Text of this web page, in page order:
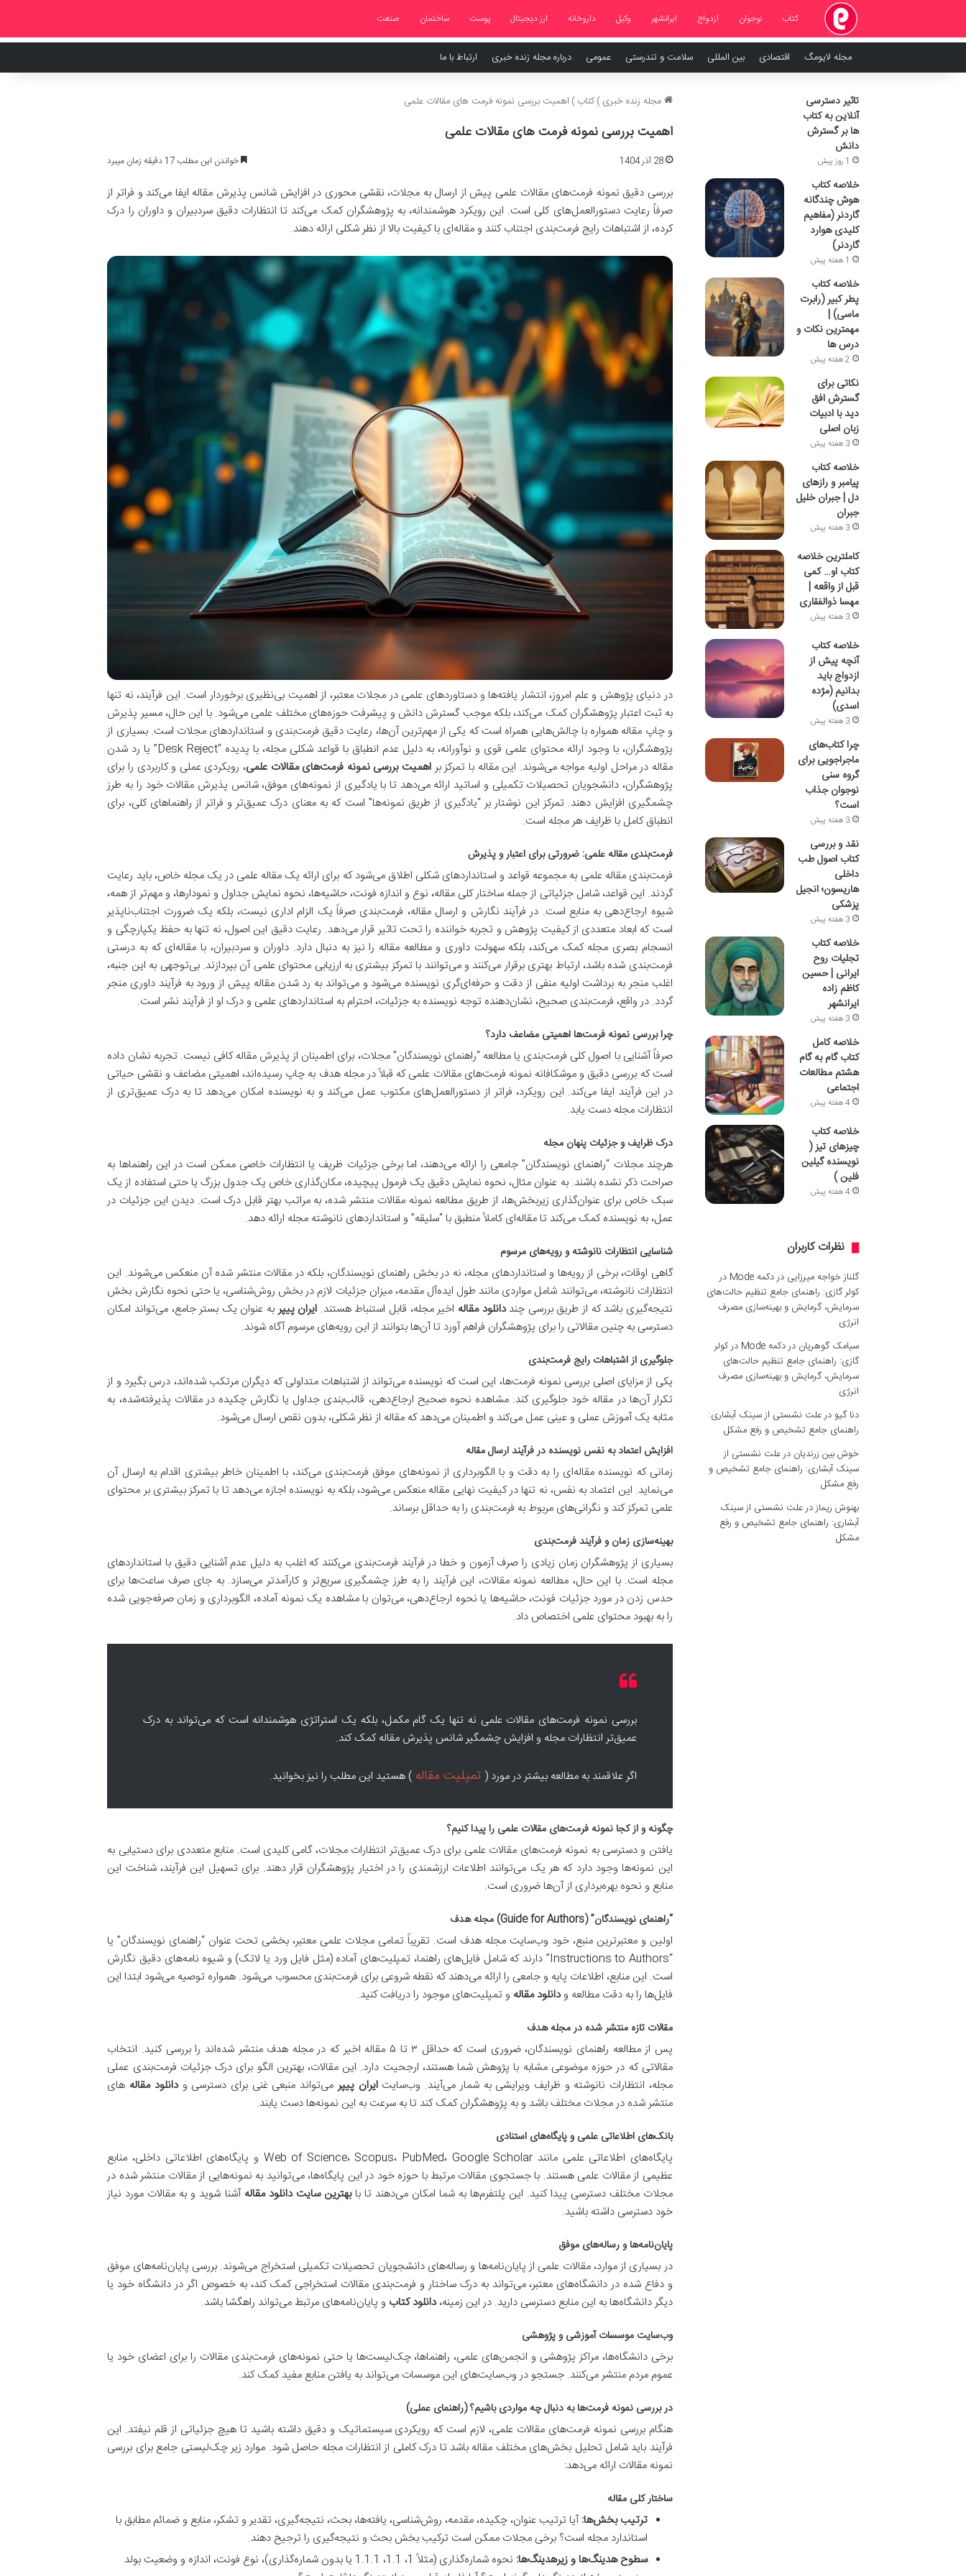
کتاب نوجوان ازدواج ایرانشهر وکیل داروخانه ارز دیجیتال پوست ساختمان صنعت
مجله لایومگ اقتصادی بین المللی سلامت و تندرستی عمومی درباره مجله زنده خبری ارتباط با ما
مجله زنده خبری)کتاب) اهمیت بررسی نمونه فرمت های مقالات علمی
اهمیت بررسی نمونه فرمت های مقالات علمی
28 آذر 1404 خواندن این مطلب 17 دقیقه زمان میبرد
بررسی دقیق نمونه فرمت‌های مقالات علمی پیش از ارسال به مجلات، نقشی محوری در افزایش شانس پذیرش مقاله ایفا می‌کند و فراتر از
صرفاً رعایت دستورالعمل‌های کلی است. این رویکرد هوشمندانه، به پژوهشگران کمک می‌کند تا انتظارات دقیق سردبیران و داوران را درک
کرده، از اشتباهات رایج فرمت‌بندی اجتناب کنند و مقاله‌ای با کیفیت بالا از نظر شکلی ارائه دهند.
در دنیای پژوهش و علم امروز، انتشار یافته‌ها و دستاوردهای علمی در مجلات معتبر، از اهمیت بی‌نظیری برخوردار است. این فرآیند، نه تنها
به ثبت اعتبار پژوهشگران کمک می‌کند، بلکه موجب گسترش دانش و پیشرفت حوزه‌های مختلف علمی می‌شود. با این حال، مسیر پذیرش
و چاپ مقاله همواره با چالش‌هایی همراه است که یکی از مهم‌ترین آن‌ها، رعایت دقیق فرمت‌بندی و استانداردهای مجلات است. بسیاری از
پژوهشگران، با وجود ارائه محتوای علمی قوی و نوآورانه، به دلیل عدم انطباق با قواعد شکلی مجله، با پدیده “Desk Reject” یا رد شدن
مقاله در مراحل اولیه مواجه می‌شوند. این مقاله با تمرکز بر اهمیت بررسی نمونه فرمت‌های مقالات علمی، رویکردی عملی و کاربردی را برای
پژوهشگران، دانشجویان تحصیلات تکمیلی و اساتید ارائه می‌دهد تا با یادگیری از نمونه‌های موفق، شانس پذیرش مقالات خود را به طرز
چشمگیری افزایش دهند. تمرکز این نوشتار بر “یادگیری از طریق نمونه‌ها” است که به معنای درک عمیق‌تر و فراتر از راهنماهای کلی، برای
انطباق کامل با ظرایف هر مجله است.
فرمت‌بندی مقاله علمی: ضرورتی برای اعتبار و پذیرش
فرمت‌بندی مقاله علمی به مجموعه قواعد و استانداردهای شکلی اطلاق می‌شود که برای ارائه یک مقاله علمی در یک مجله خاص، باید رعایت
گردند. این قواعد، شامل جزئیاتی از جمله ساختار کلی مقاله، نوع و اندازه فونت، حاشیه‌ها، نحوه نمایش جداول و نمودارها، و مهم‌تر از همه،
شیوه ارجاع‌دهی به منابع است. در فرآیند نگارش و ارسال مقاله، فرمت‌بندی صرفاً یک الزام اداری نیست، بلکه یک ضرورت اجتناب‌ناپذیر
است که ابعاد متعددی از کیفیت پژوهش و تجربه خواننده را تحت تاثیر قرار می‌دهد. رعایت دقیق این اصول، نه تنها به حفظ یکپارچگی و
انسجام بصری مجله کمک می‌کند، بلکه سهولت داوری و مطالعه مقاله را نیز به دنبال دارد. داوران و سردبیران، با مقاله‌ای که به درستی
فرمت‌بندی شده باشد، ارتباط بهتری برقرار می‌کنند و می‌توانند با تمرکز بیشتری به ارزیابی محتوای علمی آن بپردازند. بی‌توجهی به این جنبه،
اغلب منجر به برداشت اولیه منفی از دقت و حرفه‌ای‌گری نویسنده می‌شود و می‌تواند به رد شدن مقاله پیش از ورود به فرآیند داوری منجر
گردد. در واقع، فرمت‌بندی صحیح، نشان‌دهنده توجه نویسنده به جزئیات، احترام به استانداردهای علمی و درک او از فرآیند نشر است.
چرا بررسی نمونه فرمت‌ها اهمیتی مضاعف دارد؟
صرفاً آشنایی با اصول کلی فرمت‌بندی یا مطالعه “راهنمای نویسندگان” مجلات، برای اطمینان از پذیرش مقاله کافی نیست. تجربه نشان داده
است که بررسی دقیق و موشکافانه نمونه فرمت‌های مقالات علمی که قبلاً در مجله هدف به چاپ رسیده‌اند، اهمیتی مضاعف و نقشی حیاتی
در این فرآیند ایفا می‌کند. این رویکرد، فراتر از دستورالعمل‌های مکتوب عمل می‌کند و به نویسنده امکان می‌دهد تا به درک عمیق‌تری از
انتظارات مجله دست یابد.
درک ظرایف و جزئیات پنهان مجله
هرچند مجلات “راهنمای نویسندگان” جامعی را ارائه می‌دهند، اما برخی جزئیات ظریف یا انتظارات خاصی ممکن است در این راهنماها به
صراحت ذکر نشده باشند. به عنوان مثال، نحوه نمایش دقیق یک فرمول پیچیده، مکان‌گذاری خاص یک جدول بزرگ یا حتی استفاده از یک
سبک خاص برای عنوان‌گذاری زیربخش‌ها، از طریق مطالعه نمونه مقالات منتشر شده، به مراتب بهتر قابل درک است. دیدن این جزئیات در
عمل، به نویسنده کمک می‌کند تا مقاله‌ای کاملاً منطبق با “سلیقه” و استانداردهای نانوشته مجله ارائه دهد.
شناسایی انتظارات نانوشته و رویه‌های مرسوم
گاهی اوقات، برخی از رویه‌ها و استانداردهای مجله، نه در بخش راهنمای نویسندگان، بلکه در مقالات منتشر شده آن منعکس می‌شوند. این
انتظارات نانوشته، می‌توانند شامل مواردی مانند طول ایده‌آل مقدمه، میزان جزئیات لازم در بخش روش‌شناسی، یا حتی نحوه نگارش بخش
نتیجه‌گیری باشد که از طریق بررسی چنددانلود مقاله اخیر مجله، قابل استنباط هستند. ایران پیپر به عنوان یک بستر جامع، می‌تواند امکان
دسترسی به چنین مقالاتی را برای پژوهشگران فراهم آورد تا آن‌ها بتوانند از این رویه‌های مرسوم آگاه شوند.
جلوگیری از اشتباهات رایج فرمت‌بندی
یکی از مزایای اصلی بررسی نمونه فرمت‌ها، این است که نویسنده می‌تواند از اشتباهات متداولی که دیگران مرتکب شده‌اند، درس بگیرد و از
تکرار آن‌ها در مقاله خود جلوگیری کند. مشاهده نحوه صحیح ارجاع‌دهی، قالب‌بندی جداول یا نگارش چکیده در مقالات پذیرفته‌شده، به
مثابه یک آموزش عملی و عینی عمل می‌کند و اطمینان می‌دهد که مقاله از نظر شکلی، بدون نقص ارسال می‌شود.
افزایش اعتماد به نفس نویسنده در فرآیند ارسال مقاله
زمانی که نویسنده مقاله‌ای را به دقت و با الگوبرداری از نمونه‌های موفق فرمت‌بندی می‌کند، با اطمینان خاطر بیشتری اقدام به ارسال آن
می‌نماید. این اعتماد به نفس، نه تنها در کیفیت نهایی مقاله منعکس می‌شود، بلکه به نویسنده اجازه می‌دهد تا با تمرکز بیشتری بر محتوای
علمی تمرکز کند و نگرانی‌های مربوط به فرمت‌بندی را به حداقل برساند.
بهینه‌سازی زمان و فرآیند فرمت‌بندی
بسیاری از پژوهشگران زمان زیادی را صرف آزمون و خطا در فرآیند فرمت‌بندی می‌کنند که اغلب به دلیل عدم آشنایی دقیق با استانداردهای
مجله است. با این حال، مطالعه نمونه مقالات، این فرآیند را به طرز چشمگیری سریع‌تر و کارآمدتر می‌سازد. به جای صرف ساعت‌ها برای
حدس زدن در مورد جزئیات فونت، حاشیه‌ها یا نحوه ارجاع‌دهی، می‌توان با مشاهده یک نمونه آماده، الگوبرداری و زمان صرفه‌جویی شده
را به بهبود محتوای علمی اختصاص داد.
بررسی نمونه فرمت‌های مقالات علمی نه تنها یک گام مکمل، بلکه یک استراتژی هوشمندانه است که می‌تواند به درک
عمیق‌تر انتظارات مجله و افزایش چشمگیر شانس پذیرش مقاله کمک کند.
اگر علاقمند به مطالعه بیشتر در مورد ( تمپلیت مقاله ) هستید این مطلب را نیز بخوانید.
چگونه و از کجا نمونه فرمت‌های مقالات علمی را پیدا کنیم؟
یافتن و دسترسی به نمونه فرمت‌های مقالات علمی برای درک عمیق‌تر انتظارات مجلات، گامی کلیدی است. منابع متعددی برای دستیابی به
این نمونه‌ها وجود دارد که هر یک می‌توانند اطلاعات ارزشمندی را در اختیار پژوهشگران قرار دهند. برای تسهیل این فرآیند، شناخت این
منابع و نحوه بهره‌برداری از آن‌ها ضروری است.
“راهنمای نویسندگان” (Guide for Authors) مجله هدف
اولین و معتبرترین منبع، خود وب‌سایت مجله هدف است. تقریباً تمامی مجلات علمی معتبر، بخشی تحت عنوان “راهنمای نویسندگان” یا
“Instructions to Authors” دارند که شامل فایل‌های راهنما، تمپلیت‌های آماده (مثل فایل ورد یا لاتک) و شیوه نامه‌های دقیق نگارش
است. این منابع، اطلاعات پایه و جامعی را ارائه می‌دهند که نقطه شروعی برای فرمت‌بندی محسوب می‌شود. همواره توصیه می‌شود ابتدا این
فایل‌ها را به دقت مطالعه ودانلود مقاله و تمپلیت‌های موجود را دریافت کنید.
مقالات تازه منتشر شده در مجله هدف
پس از مطالعه راهنمای نویسندگان، ضروری است که حداقل ۳ تا ۵ مقاله اخیر که در مجله هدف منتشر شده‌اند را بررسی کنید. انتخاب
مقالاتی که در حوزه موضوعی مشابه با پژوهش شما هستند، ارجحیت دارد. این مقالات، بهترین الگو برای درک جزئیات فرمت‌بندی عملی
مجله، انتظارات نانوشته و ظرایف ویرایشی به شمار می‌آیند. وب‌سایتایران پیپر می‌تواند منبعی غنی برای دسترسی ودانلود مقاله های
منتشر شده در مجلات مختلف باشد و به پژوهشگران کمک کند تا به سرعت به این نمونه‌ها دست یابند.
بانک‌های اطلاعاتی علمی و پایگاه‌های استنادی
پایگاه‌های اطلاعاتی علمی مانند Web of Science، Scopus، PubMed، Google Scholar و پایگاه‌های اطلاعاتی داخلی، منابع
عظیمی از مقالات علمی هستند. با جستجوی مقالات مرتبط با حوزه خود در این پایگاه‌ها، می‌توانید به نمونه‌هایی از مقالات منتشر شده در
مجلات مختلف دسترسی پیدا کنید. این پلتفرم‌ها به شما امکان می‌دهند تا بابهترین سایت دانلود مقاله آشنا شوید و به مقالات مورد نیاز
خود دسترسی داشته باشید.
پایان‌نامه‌ها و رساله‌های موفق
در بسیاری از موارد، مقالات علمی از پایان‌نامه‌ها و رساله‌های دانشجویان تحصیلات تکمیلی استخراج می‌شوند. بررسی پایان‌نامه‌های موفق
و دفاع شده در دانشگاه‌های معتبر، می‌تواند به درک ساختار و فرمت‌بندی مقالات استخراجی کمک کند، به خصوص اگر در دانشگاه خود یا
دیگر دانشگاه‌ها به این منابع دسترسی دارید. در این زمینه،دانلود کتاب و پایان‌نامه‌های مرتبط می‌تواند راهگشا باشد.
وب‌سایت موسسات آموزشی و پژوهشی
برخی دانشگاه‌ها، مراکز پژوهشی و انجمن‌های علمی، راهنماها، چک‌لیست‌ها یا حتی نمونه‌های فرمت‌بندی مقالات را برای اعضای خود یا
عموم مردم منتشر می‌کنند. جستجو در وب‌سایت‌های این موسسات می‌تواند به یافتن منابع مفید کمک کند.
در بررسی نمونه فرمت‌ها به دنبال چه مواردی باشیم؟ (راهنمای عملی)
هنگام بررسی نمونه فرمت‌های مقالات علمی، لازم است که رویکردی سیستماتیک و دقیق داشته باشید تا هیچ جزئیاتی از قلم نیفتد. این
فرآیند باید شامل تحلیل بخش‌های مختلف مقاله باشد تا درک کاملی از انتظارات مجله حاصل شود. موارد زیر چک‌لیستی جامع برای بررسی
نمونه مقالات ارائه می‌دهد:
ساختار کلی مقاله
ترتیب بخش‌ها:آیا ترتیب عنوان، چکیده، مقدمه، روش‌شناسی، یافته‌ها، بحث، نتیجه‌گیری، تقدیر و تشکر، منابع و ضمائم مطابق با
استاندارد مجله است؟ برخی مجلات ممکن است ترکیب بخش بحث و نتیجه‌گیری را ترجیح دهند.
سطوح هدینگ‌ها و زیرهدینگ‌ها:
نحوه شماره‌گذاری (مثلاً 1، 1.1، 1.1.1 یا بدون شماره‌گذاری)، نوع فونت، اندازه و وضعیت بولد
تاثیر دسترسی
آنلاین به کتاب
ها بر گسترش
دانش
1 روز پیش
خلاصه کتاب
هوش چندگانه
گاردنر (مفاهیم
کلیدی هوارد
گاردنر)
1 هفته پیش
خلاصه کتاب
پطر کبیر (رابرت
ماسی) |
مهمترین نکات و
درس ها
2 هفته پیش
نکاتی برای
گسترش افق
دید با ادبیات
زبان اصلی
3 هفته پیش
خلاصه کتاب
پیامبر و رازهای
دل | جبران خلیل
جبران
3 هفته پیش
کاملترین خلاصه
کتاب او… کمی
قبل از واقعه |
مهسا ذوالفقاری
3 هفته پیش
خلاصه کتاب
آنچه پیش از
ازدواج باید
بدانیم (مژده
اسدی)
3 هفته پیش
چرا کتاب‌های
ماجراجویی برای
گروه سنی
نوجوان جذاب
است؟
3 هفته پیش
نقد و بررسی
کتاب اصول طب
داخلی
هاریسون؛ انجیل
پزشکی
3 هفته پیش
خلاصه کتاب
تجلیات روح
ایرانی | حسین
کاظم زاده
ایرانشهر
3 هفته پیش
خلاصه کامل
کتاب گام به گام
هشتم مطالعات
اجتماعی
4 هفته پیش
خلاصه کتاب
چیزهای تیز (
نویسنده گیلین
فلین )
4 هفته پیش
نظرات کاربران
گلناز خواجه میرزایی در
دکمه Mode در
کولر گازی: راهنمای جامع تنظیم حالت‌های
سرمایش، گرمایش و بهینه‌سازی مصرف
انرژی
سیامک گوهریان در
دکمه Mode در کولر
گازی: راهنمای جامع تنظیم حالت‌های
سرمایش، گرمایش و بهینه‌سازی مصرف
انرژی
دنا گیو درعلت نشستی از سینک آبشاری:
راهنمای جامع تشخیص و رفع مشکل
خوش بین زرندیان درعلت نشستی از
سینک آبشاری: راهنمای جامع تشخیص و
رفع مشکل
بهنوش ریمازدرعلت نشستی از سینک
آبشاری: راهنمای جامع تشخیص و رفع
مشکل